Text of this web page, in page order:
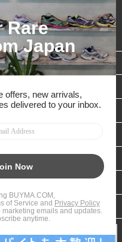
安心への取り組み
BUYMA CARD
スタッフ募集